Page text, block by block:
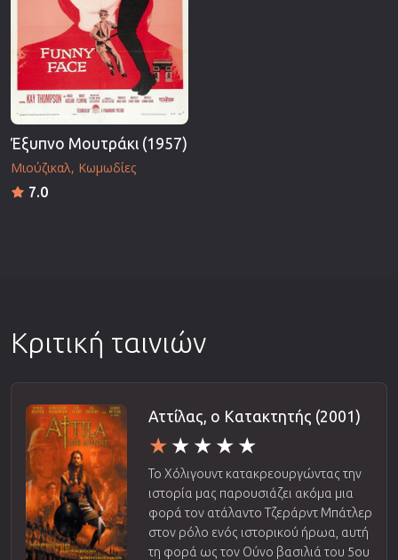
Έξυπνο Μουτράκι (1957)
Μιούζικαλ Κωμωδίες
7.0
Κριτική ταινιών
Αττίλας, ο Κατακτητής (2001)
Το Χόλιγουντ κατακρεουργώντας την
ιστορία μας παρουσιάζει ακόμα μια
φορά τον ατάλαντο Τζεράρντ Μπάτλερ
στον ρόλο ενός ιστορικού ήρωα, αυτή
τη φορά ως τον Ούνο βασιλιά του 5ου